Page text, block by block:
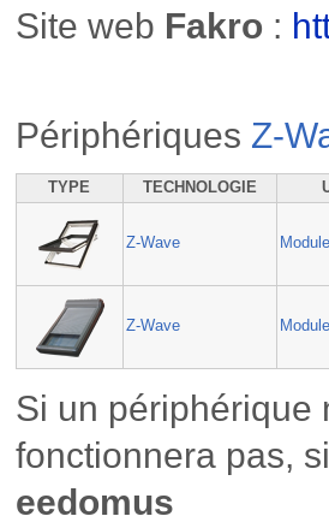
Site web Fakro :
Périphériques Z-
TYPE TECHNOLOGIE
Z-Wave
Z-Wave
Si un périphérique
fonctionnera pas,
eedomus